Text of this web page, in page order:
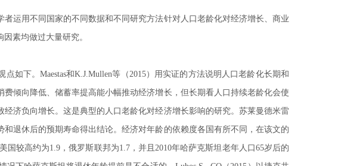
运用不同国家的不同数据和不同研究方法针对人口老龄化对经济增长、商业
素均做过大量研究。
如下。Maestas和K.J.Mullen等（2015）用实证的方法说明人口老龄化长期和
倾向降低、储蓄率提高能小幅推动经济增长，但长期看人口持续老龄化会使
济负向增长。这是典型的人口老龄化对经济增长影响的研究。苏莱曼德米雷
退休后的预期寿命得出结论。经济对年龄的依赖度各国有所不同，在该文的
较高约为1.9，俄罗斯联邦为1.7，并且2010年哈萨克斯坦老年人口65岁后的